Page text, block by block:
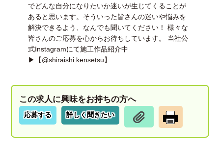
でどんな自分になりたいか迷いが生じてくることが
あると思います。そういった皆さんの迷いや悩みを
解決できるよう、なんでも聞いてください！ 様々な
皆さんのご応募を心からお待ちしています。 当社公
式Instagramにて施工作品紹介中
▶【@shiraishi.kensetsu】
この求人に興味をお持ちの方へ
応募する 詳しく聞きたい